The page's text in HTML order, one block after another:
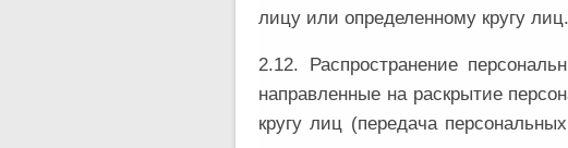
лицу или определенному кругу лиц.
2.12. Распространение
направленные на раскрытие
кругу лиц (передача